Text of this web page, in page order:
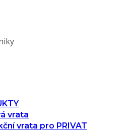
vrata
vrata pro PRIVAT